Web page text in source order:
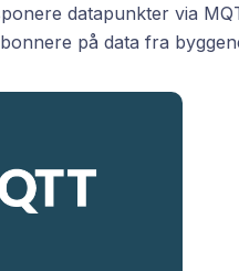
datapunkter via
på data fra